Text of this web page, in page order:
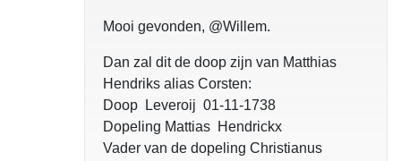
Mooi gevonden, @Willem.
Dan zal dit de doop zijn van Matthias
Hendriks alias Corsten:
Doop Leveroij 01-11-1738
Dopeling Mattias Hendrickx
Vader van de dopeling Christianus